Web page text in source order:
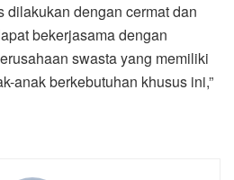
dilakukan dengan cermat dan
bekerjasama dengan
swasta yang memiliki
anak berkebutuhan khusus ini,”